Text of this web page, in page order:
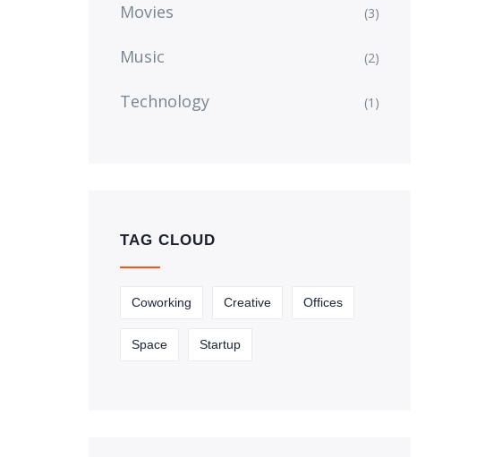
Movies (3)
Music (2)
Technology (1)
TAG CLOUD
Coworking Creative Offices
Space Startup